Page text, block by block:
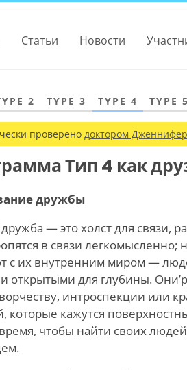
Статьи Новости
2 TYPE 3 TYPE 4 TYPE 5
проверено доктором
Тип 4 как
дружбы
— это холст для связи,
в связи
с их внутренним миром —
открытыми для глубины. Они’
интроспекции или
которые кажутся
чтобы найти своих